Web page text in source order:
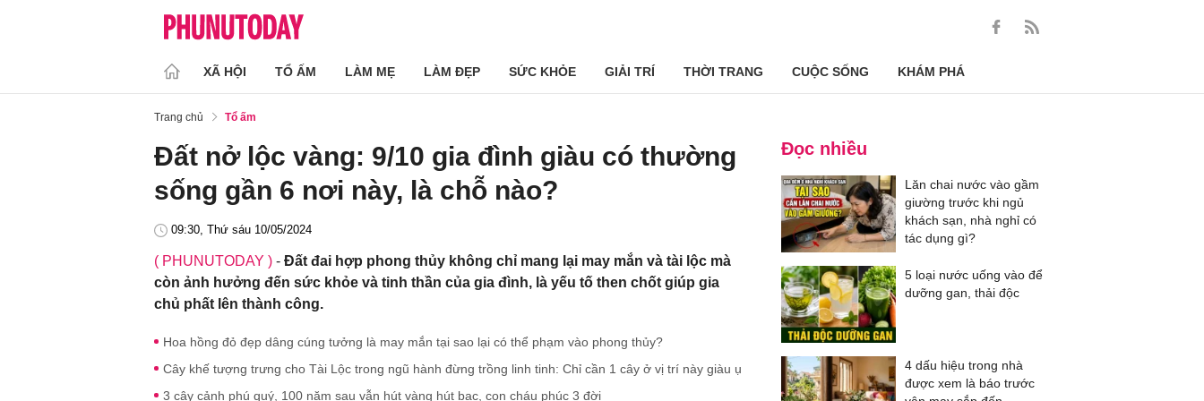
XÃ HỘI TỔ ẤM LÀM MẸ LÀM ĐẸP SỨC KHỎE GIẢI TRÍ THỜI TRANG CUỘC SỐNG KHÁM PHÁ
Trang chủ Tổ ấm
Đất nở lộc vàng: 9/10 gia đình giàu có thường
sống gần 6 nơi này, là chỗ nào?
09:30, Thứ sáu 10/05/2024
( PHUNUTODAY ) - Đất đai hợp phong thủy không chỉ mang lại may mắn và tài lộc mà
còn ảnh hưởng đến sức khỏe và tinh thần của gia đình, là yếu tố then chốt giúp gia
chủ phất lên thành công.
Hoa hồng đỏ đẹp dâng cúng tưởng là may mắn tại sao lại có thể phạm vào phong thủy?
Cây khế tượng trưng cho Tài Lộc trong ngũ hành đừng trồng linh tinh: Chỉ cần 1 cây ở vị trí này giàu ụ
3 cây cảnh phú quý, 100 năm sau vẫn hút vàng hút bạc, con cháu phúc 3 đời
Đọc nhiều
Lăn chai nước vào gầm
giường trước khi ngủ
khách sạn, nhà nghỉ có
tác dụng gì?
5 loại nước uống vào để
dưỡng gan, thải độc
4 dấu hiệu trong nhà
được xem là báo trước